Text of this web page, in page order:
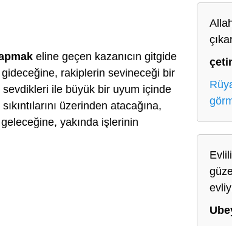
eline geçen kazanıcın gitgide
rakiplerin sevineceği bir
ile büyük bir uyum içinde
üzerinden atacağına,
yakında işlerinin